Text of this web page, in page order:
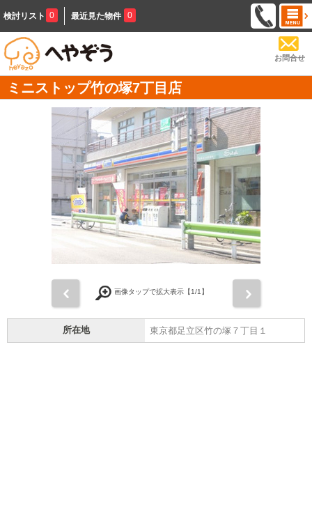
検討リスト 0 最近見た物件 0
お問合せ
ミニストップ竹の塚7丁目店
画像タップで拡大表示【1/1】
所在地 東京都足立区竹の塚７丁目１